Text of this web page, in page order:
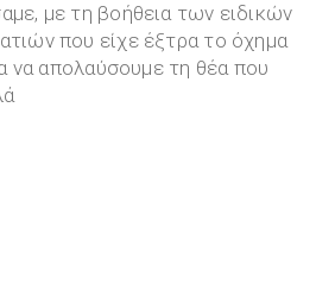
με τη βοήθεια των ειδικών
που είχε έξτρα το όχημα
να απολαύσουμε τη θέα που